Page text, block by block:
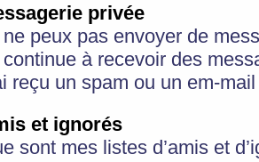
privée
peux pas envoyer de
à recevoir des
reçu un spam ou un em-
et ignorés
sont mes listes d’amis et